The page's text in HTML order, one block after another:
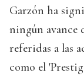
Garzón ha
ningún avance
referidas a las
como el